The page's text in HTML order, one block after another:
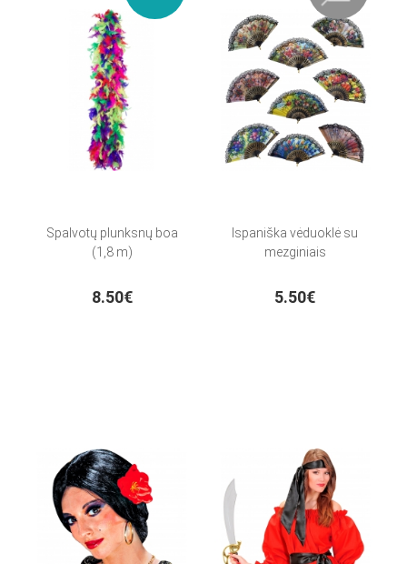
Spalvotų plunksnų boa
(1,8 m)
8.50€
Ispaniška vėduoklė su
mezginiais
5.50€